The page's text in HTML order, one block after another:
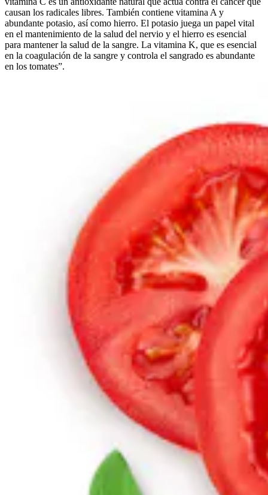
causan los radicales libres. También contiene vitamina A y
abundante potasio, así como hierro. El potasio juega un papel vital
en el mantenimiento de la salud del nervio y el hierro es esencial
para mantener la salud de la sangre. La vitamina K, que es esencial
en la coagulación de la sangre y controla el sangrado es abundante
en los tomates”.